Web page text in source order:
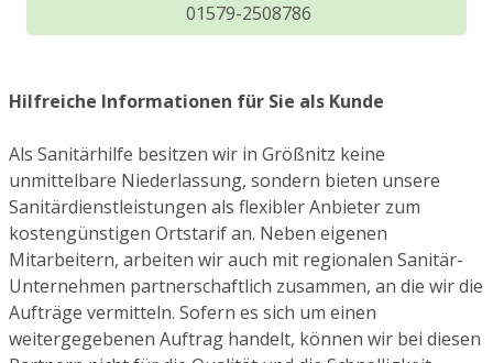
01579-2508786
Hilfreiche Informationen für Sie als Kunde
Als Sanitärhilfe besitzen wir in Größnitz keine
unmittelbare Niederlassung, sondern bieten unsere
Sanitärdienstleistungen als flexibler Anbieter zum
kostengünstigen Ortstarif an. Neben eigenen
Mitarbeitern, arbeiten wir auch mit regionalen Sanitär-
Unternehmen partnerschaftlich zusammen, an die wir die
Aufträge vermitteln. Sofern es sich um einen
weitergegebenen Auftrag handelt, können wir bei diesen